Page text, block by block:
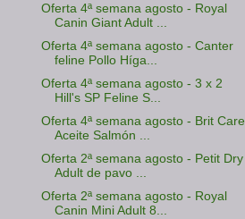
Oferta 4ª semana agosto - Royal
Canin Giant Adult ...
Oferta 4ª semana agosto - Canter
feline Pollo Híga...
Oferta 4ª semana agosto - 3 x 2
Hill's SP Feline S...
Oferta 4ª semana agosto - Brit Care
Aceite Salmón ...
Oferta 2ª semana agosto - Petit Dry
Adult de pavo ...
Oferta 2ª semana agosto - Royal
Canin Mini Adult 8...